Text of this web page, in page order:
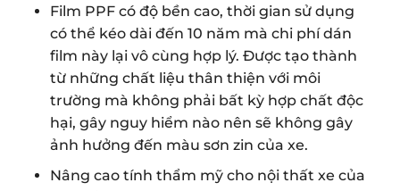
Film PPF có độ bền cao, thời gian sử dụng
có thể kéo dài đến 10 năm mà chi phí dán
film này lại vô cùng hợp lý. Được tạo thành
từ những chất liệu thân thiện với môi
trường mà không phải bất kỳ hợp chất độc
hại, gây nguy hiểm nào nên sẽ không gây
ảnh hưởng đến màu sơn zin của xe.
Nâng cao tính thẩm mỹ cho nội thất xe của